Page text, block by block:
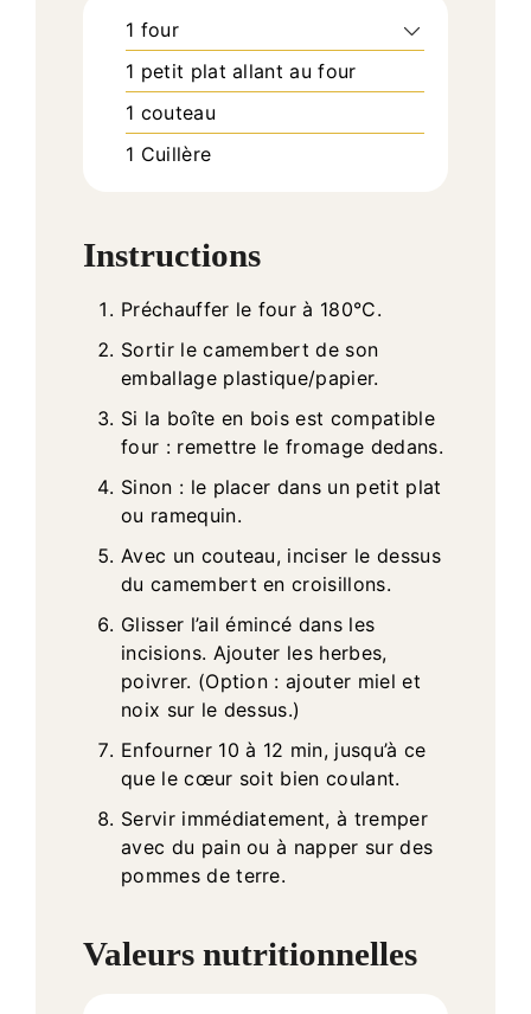
1 four
1 petit plat allant au four
1 couteau
1 Cuillère
Instructions
Préchauffer le four à 180°C.
Sortir le camembert de son
emballage plastique/papier.
Si la boîte en bois est compatible
four : remettre le fromage dedans.
Sinon : le placer dans un petit plat
ou ramequin.
Avec un couteau, inciser le dessus
du camembert en croisillons.
Glisser l’ail émincé dans les
incisions. Ajouter les herbes,
poivrer. (Option : ajouter miel et
noix sur le dessus.)
Enfourner 10 à 12 min, jusqu’à ce
que le cœur soit bien coulant.
Servir immédiatement, à tremper
avec du pain ou à napper sur des
pommes de terre.
Valeurs nutritionnelles